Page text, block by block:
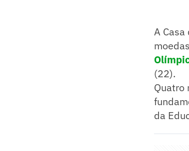
A
(22).
Quatro
da